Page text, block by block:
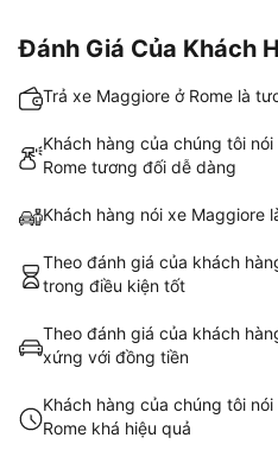
Đánh Giá Của Khách
Trả xe Maggiore ở Rome là
Khách hàng của chúng tôi
Rome tương đối dễ dàng
Khách hàng nói xe Maggiore
Theo đánh giá của khách
trong điều kiện tốt
Theo đánh giá của khách
xứng với đồng tiền
Khách hàng của chúng tôi
Rome khá hiệu quả